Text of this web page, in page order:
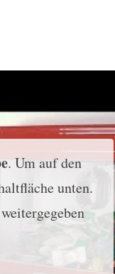
. Um auf den
unten.